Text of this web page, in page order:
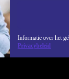
Informatie over het
Privacybeleid
-